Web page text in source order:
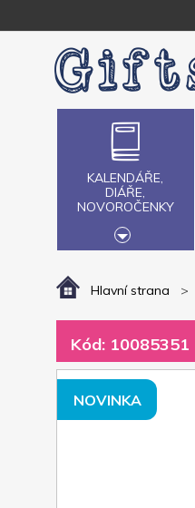
KALENDÁŘE,
DIÁŘE,
NOVOROČENKY
Hlavní strana
Kód: 10085351
NOVINKA